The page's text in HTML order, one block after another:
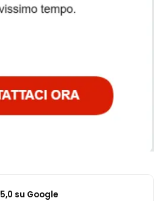
5,0 su Google